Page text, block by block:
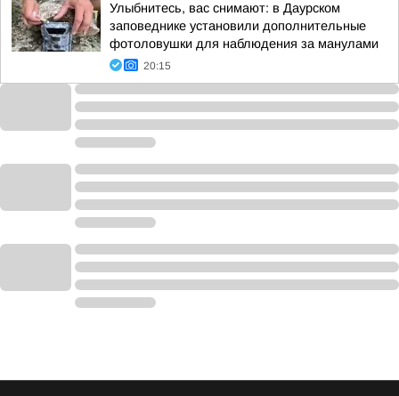
Улыбнитесь, вас снимают: в Даурском
заповеднике установили дополнительные
фотоловушки для наблюдения за манулами
20:15